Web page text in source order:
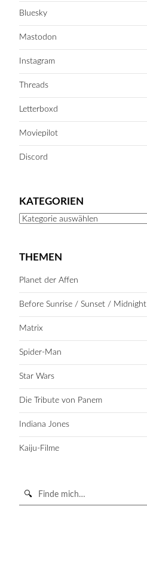
Bluesky
Mastodon
Instagram
Threads
Letterboxd
Moviepilot
Discord
KATEGORIEN
Kategorien
THEMEN
Planet der Affen
Before Sunrise / Sunset / Midnight
Matrix
Spider-Man
Star Wars
Die Tribute von Panem
Indiana Jones
Kaiju-Filme
Suche